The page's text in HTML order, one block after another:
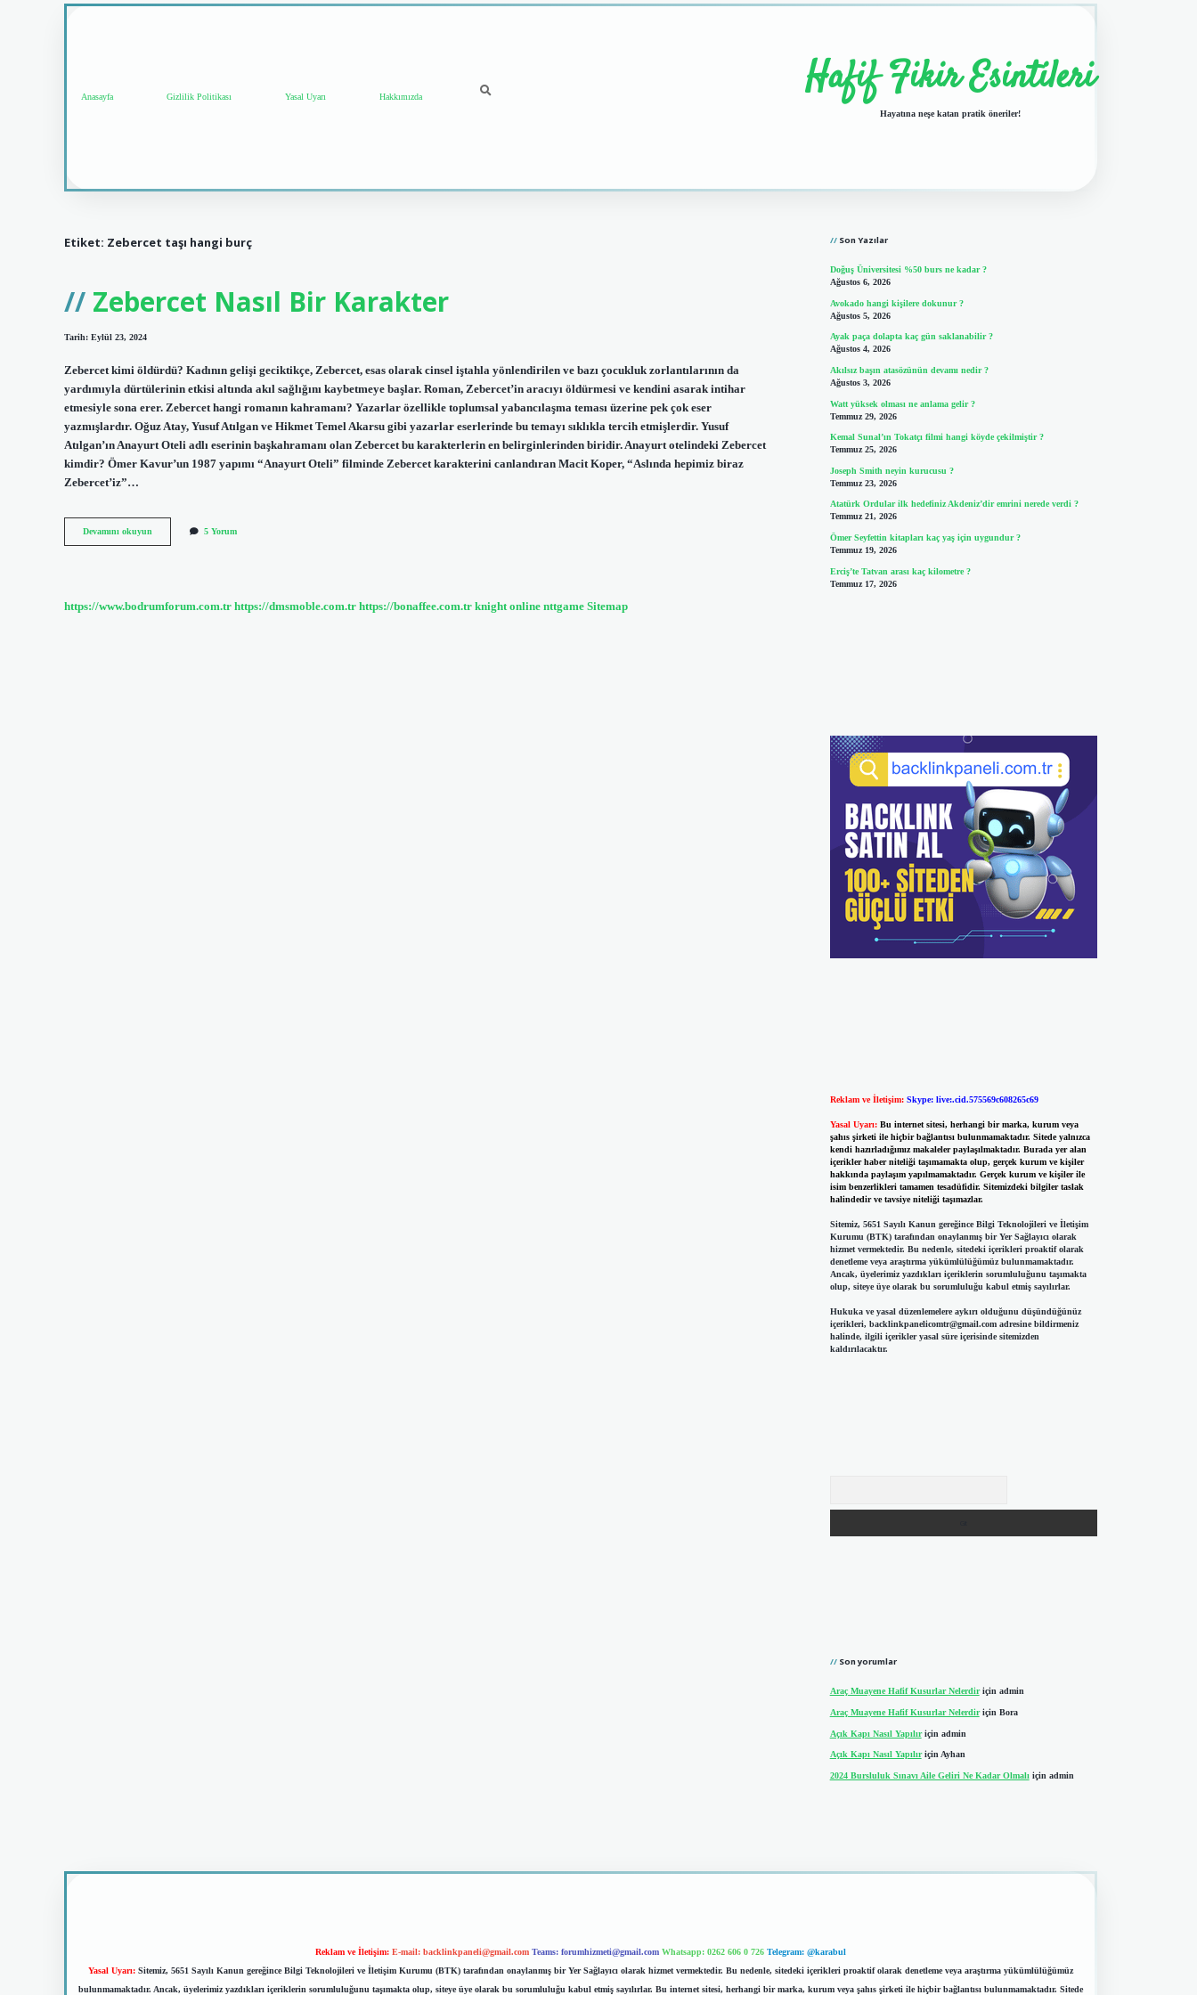
Anasayfa Gizlilik Politikası Yasal Uyarı Hakkımızda Hafif Fikir Esintileri
Hayatına neşe katan pratik öneriler!
Etiket: Zebercet taşı hangi burç
Zebercet Nasıl Bir Karakter
Tarih: Eylül 23, 2024
Zebercet kimi öldürdü? Kadının gelişi geciktikçe, Zebercet, esas olarak cinsel iştahla yönlendirilen ve bazı çocukluk zorlantılarının da
yardımıyla dürtülerinin etkisi altında akıl sağlığını kaybetmeye başlar. Roman, Zebercet’in aracıyı öldürmesi ve kendini asarak intihar
etmesiyle sona erer. Zebercet hangi romanın kahramanı? Yazarlar özellikle toplumsal yabancılaşma teması üzerine pek çok eser
yazmışlardır. Oğuz Atay, Yusuf Atılgan ve Hikmet Temel Akarsu gibi yazarlar eserlerinde bu temayı sıklıkla tercih etmişlerdir. Yusuf
Atılgan’ın Anayurt Oteli adlı eserinin başkahramanı olan Zebercet bu karakterlerin en belirginlerinden biridir. Anayurt otelindeki Zebercet
kimdir? Ömer Kavur’un 1987 yapımı “Anayurt Oteli” filminde Zebercet karakterini canlandıran Macit Koper, “Aslında hepimiz biraz
Zebercet’iz”…
Devamını okuyun
Nasıl
5 Yorum
https://www.bodrumforum.com.tr https://dmsmoble.com.tr https://bonaffee.com.tr knight online nttgame Sitemap
Son Yazılar
Doğuş Üniversitesi %50 burs ne kadar ?
Ağustos 6, 2026
Avokado hangi kişilere dokunur ?
Ağustos 5, 2026
Ayak paça dolapta kaç gün saklanabilir ?
Ağustos 4, 2026
Akılsız başın atasözünün devamı nedir ?
Ağustos 3, 2026
Watt yüksek olması ne anlama gelir ?
Temmuz 29, 2026
Kemal Sunal’ın Tokatçı filmi hangi köyde çekilmiştir ?
Temmuz 25, 2026
Joseph Smith neyin kurucusu ?
Temmuz 23, 2026
Atatürk Ordular ilk hedefiniz Akdeniz’dir emrini nerede verdi ?
Temmuz 21, 2026
Ömer Seyfettin kitapları kaç yaş için uygundur ?
Temmuz 19, 2026
Erciş’te Tatvan arası kaç kilometre ?
Temmuz 17, 2026
Reklam ve İletişim: Skype: live:.cid.575569c608265c69
Yasal Uyarı: Bu internet sitesi, herhangi bir marka, kurum veya
şahıs şirketi ile hiçbir bağlantısı bulunmamaktadır. Sitede yalnızca
kendi hazırladığımız makaleler paylaşılmaktadır. Burada yer alan
içerikler haber niteliği taşımamakta olup, gerçek kurum ve kişiler
hakkında paylaşım yapılmamaktadır. Gerçek kurum ve kişiler ile
isim benzerlikleri tamamen tesadüfidir. Sitemizdeki bilgiler taslak
halindedir ve tavsiye niteliği taşımazlar.
Sitemiz, 5651 Sayılı Kanun gereğince Bilgi Teknolojileri ve İletişim
Kurumu (BTK) tarafından onaylanmış bir Yer Sağlayıcı olarak
hizmet vermektedir. Bu nedenle, sitedeki içerikleri proaktif olarak
denetleme veya araştırma yükümlülüğümüz bulunmamaktadır.
Ancak, üyelerimiz yazdıkları içeriklerin sorumluluğunu taşımakta
olup, siteye üye olarak bu sorumluluğu kabul etmiş sayılırlar.
Hukuka ve yasal düzenlemelere aykırı olduğunu düşündüğünüz
içerikleri, backlinkpanelicomtr@gmail.comadresine bildirmeniz
halinde, ilgili içerikler yasal süre içerisinde sitemizden
kaldırılacaktır.
Son yorumlar
Araç Muayene Hafif Kusurlar Nelerdiriçin admin
Araç Muayene Hafif Kusurlar Nelerdiriçin Bora
Açık Kapı Nasıl Yapılıriçin admin
Açık Kapı Nasıl Yapılıriçin Ayhan
2024 Bursluluk Sınavı Aile Geliri Ne Kadar Olmalıiçin admin
Reklam ve İletişim: E-mail: backlinkpaneli@gmail.com Teams: forumhizmeti@gmail.com Whatsapp: 0262 606 0 726 Telegram: @karabul
Yasal Uyarı: Sitemiz, 5651 Sayılı Kanun gereğince Bilgi Teknolojileri ve İletişim Kurumu (BTK) tarafından onaylanmış bir Yer Sağlayıcı olarak hizmet vermektedir. Bu nedenle, sitedeki içerikleri proaktif olarak denetleme veya araştırma yükümlülüğümüz
bulunmamaktadır. Ancak, üyelerimiz yazdıkları içeriklerin sorumluluğunu taşımakta olup, siteye üye olarak bu sorumluluğu kabul etmiş sayılırlar. Bu internet sitesi, herhangi bir marka, kurum veya şahıs şirketi ile hiçbir bağlantısı bulunmamaktadır. Sitede